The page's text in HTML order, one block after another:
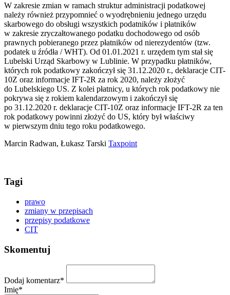
W zakresie zmian w ramach struktur administracji podatkowej
należy również przypomnieć o wyodrębnieniu jednego urzędu
skarbowego do obsługi wszystkich podatników i płatników
w zakresie zryczałtowanego podatku dochodowego od osób
prawnych pobieranego przez płatników od nierezydentów (tzw.
podatek u źródła / WHT). Od 01.01.2021 r. urzędem tym stał się
Lubelski Urząd Skarbowy w Lublinie. W przypadku płatników,
których rok podatkowy zakończył się 31.12.2020 r., deklaracje CIT-
10Z oraz informacje IFT-2R za rok 2020, należy złożyć
do Lubelskiego US. Z kolei płatnicy, u których rok podatkowy nie
pokrywa się z rokiem kalendarzowym i zakończył się
po 31.12.2020 r. deklaracje CIT-10Z oraz informacje IFT-2R za ten
rok podatkowy powinni złożyć do US, który był właściwy
w pierwszym dniu tego roku podatkowego.
Marcin Radwan, Łukasz Tarski Taxpoint
Tagi
prawo
zmiany w przepisach
przepisy podatkowe
CIT
Skomentuj
Dodaj komentarz*
Imię*